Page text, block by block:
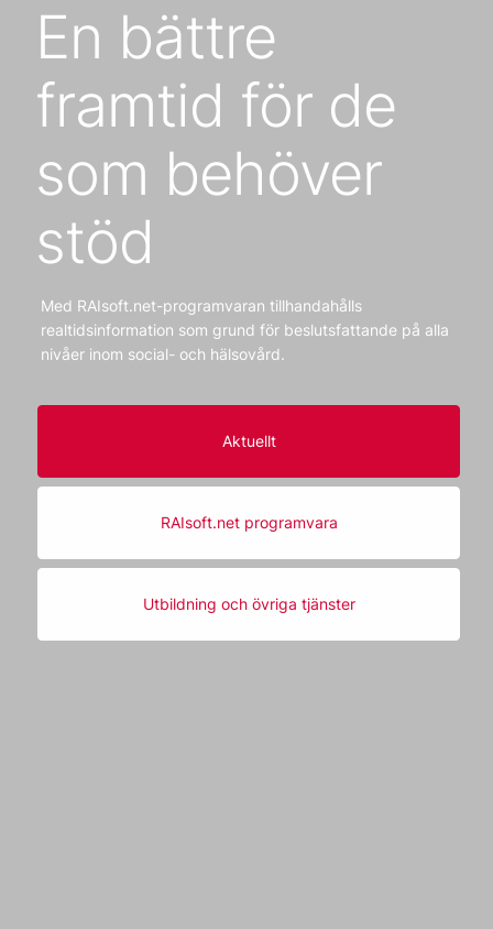
En bättre
framtid för de
som behöver
stöd
Med RAIsoft.net-programvaran tillhandahålls
realtidsinformation som grund för beslutsfattande på alla
nivåer inom social- och hälsovård.
Aktuellt
RAIsoft.net programvara
Utbildning och övriga tjänster